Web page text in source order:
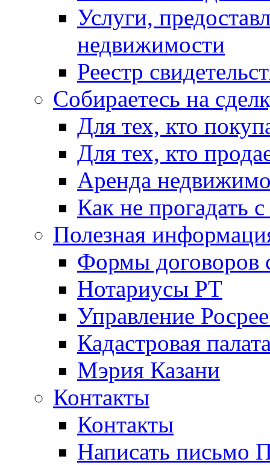
Услуги,
недвижимости
Реестр
Собираетесь на
Для тех, кто
Для тех, кто
Аренда
Как не прогадать
Полезная
Формы договоров
Нотариусы РТ
Управление
Кадастровая
Мэрия Казани
Контакты
Контакты
Написать письмо